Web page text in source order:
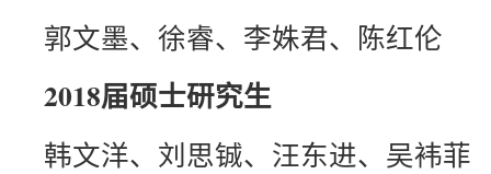
郭文墨、徐睿、李姝君、陈红伦
2018届硕士研究生
韩文洋、刘思铖、汪东进、吴袆菲